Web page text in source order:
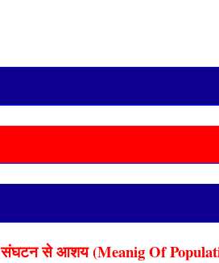
संघटन से आशय (Meanig Of